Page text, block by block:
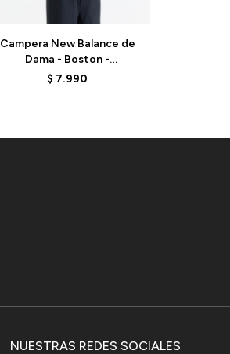
Campera New Balance de
Dama - Boston -
WJ62V5SNBK - BLACK
$ 7.990
NUESTRAS REDES SOCIALES